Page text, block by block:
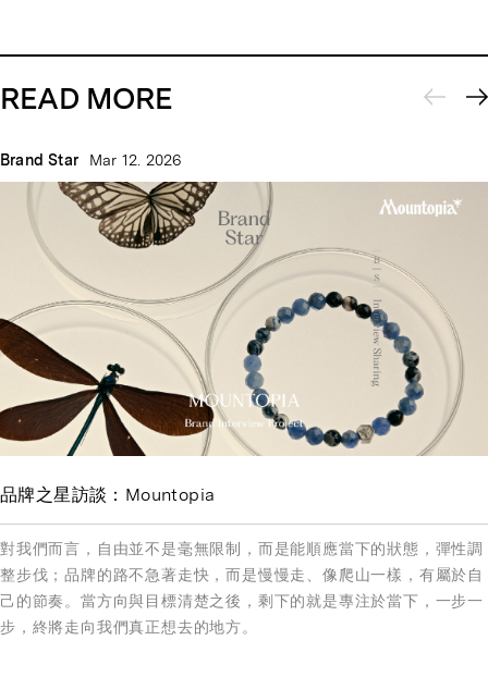
READ MORE
Brand Star Mar 12. 2026
品牌之星訪談：Mountopia
對我們而言，自由並不是毫無限制，而是能順應當下的狀態，彈性調
整步伐；品牌的路不急著走快，而是慢慢走、像爬山一樣，有屬於自
己的節奏。當方向與目標清楚之後，剩下的就是專注於當下，一步一
步，終將走向我們真正想去的地方。